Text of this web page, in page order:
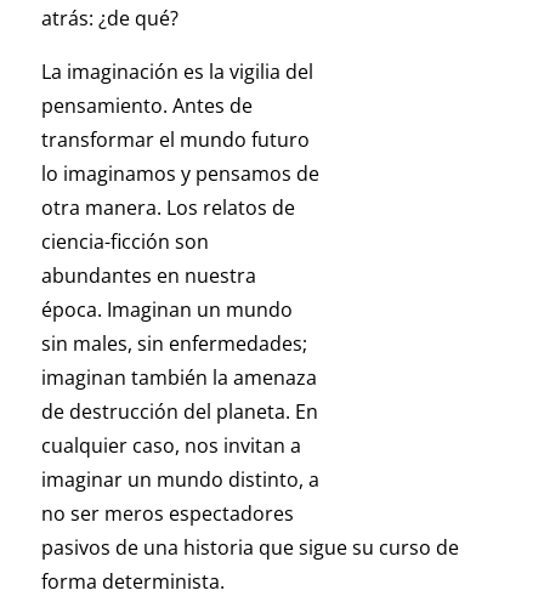
atrás: ¿de qué?
La imaginación es la vigilia del
pensamiento. Antes de
transformar el mundo futuro
lo imaginamos y pensamos de
otra manera. Los relatos de
ciencia-ficción son
abundantes en nuestra
época. Imaginan un mundo
sin males, sin enfermedades;
imaginan también la amenaza
de destrucción del planeta. En
cualquier caso, nos invitan a
imaginar un mundo distinto, a
no ser meros espectadores
pasivos de una historia que sigue su curso de
forma determinista.